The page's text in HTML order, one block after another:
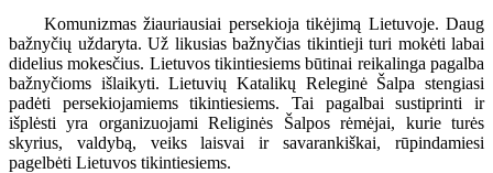
Komunizmas žiauriausiai persekioja tikėjimą Lietuvoje. Daug
bažnyčių uždaryta. Už likusias bažnyčias tikintieji turi mokėti labai
didelius mokesčius. Lietuvos tikintiesiems būtinai reikalinga pagalba
bažnyčioms išlaikyti. Lietuvių Katalikų Releginė Šalpa stengiasi
padėti persekiojamiems tikintiesiems. Tai pagalbai sustiprinti ir
išplėsti yra organizuojami Religinės Šalpos rėmėjai, kurie turės
skyrius, valdybą, veiks laisvai ir savarankiškai, rūpindamiesi
pagelbėti Lietuvos tikintiesiems.